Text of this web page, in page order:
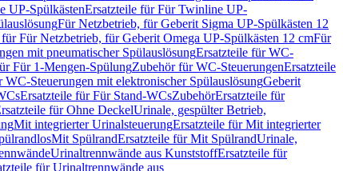
UP-SpülkästenErsatzteile für Für Twinline UP-
Für Netzbetrieb, für Geberit Sigma UP-Spülkästen 12
Für Netzbetrieb, für Geberit Omega UP-Spülkästen 12 cmFür
mit pneumatischer SpülauslösungErsatzteile für WC-
Für 1-Mengen-SpülungZubehör für WC-SteuerungenErsatzteile
WC-Steuerungen mit elektronischer SpülauslösungGeberit
Ersatzteile für Für Stand-WCsZubehörErsatzteile für
für Ohne DeckelUrinale, gespülter Betrieb,
Mit integrierter UrinalsteuerungErsatzteile für Mit integrierter
Mit SpülrandErsatzteile für Mit SpülrandUrinale,
Urinaltrennwände aus KunststoffErsatzteile für
für Urinaltrennwände aus